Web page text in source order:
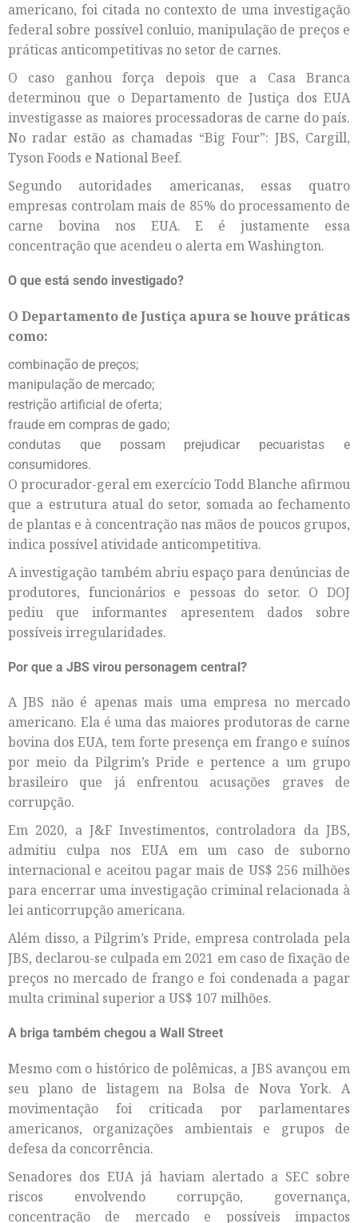
americano, foi citada no contexto de uma investigação
federal sobre possível conluio, manipulação de preços e
práticas anticompetitivas no setor de carnes.
O caso ganhou força depois que a Casa Branca
determinou que o Departamento de Justiça dos EUA
investigasse as maiores processadoras de carne do país.
No radar estão as chamadas “Big Four”: JBS, Cargill,
Tyson Foods e National Beef.
Segundo autoridades americanas, essas quatro
empresas controlam mais de 85% do processamento de
carne bovina nos EUA. E é justamente essa
concentração que acendeu o alerta em Washington.
O que está sendo investigado?
O Departamento de Justiça apura se houve práticas
como:
combinação de preços;
manipulação de mercado;
restrição artificial de oferta;
fraude em compras de gado;
condutas que possam prejudicar pecuaristas e
consumidores.
O procurador-geral em exercício Todd Blanche afirmou
que a estrutura atual do setor, somada ao fechamento
de plantas e à concentração nas mãos de poucos grupos,
indica possível atividade anticompetitiva.
A investigação também abriu espaço para denúncias de
produtores, funcionários e pessoas do setor. O DOJ
pediu que informantes apresentem dados sobre
possíveis irregularidades.
Por que a JBS virou personagem central?
A JBS não é apenas mais uma empresa no mercado
americano. Ela é uma das maiores produtoras de carne
bovina dos EUA, tem forte presença em frango e suínos
por meio da Pilgrim’s Pride e pertence a um grupo
brasileiro que já enfrentou acusações graves de
corrupção.
Em 2020, a J&F Investimentos, controladora da JBS,
admitiu culpa nos EUA em um caso de suborno
internacional e aceitou pagar mais de US$ 256 milhões
para encerrar uma investigação criminal relacionada à
lei anticorrupção americana.
Além disso, a Pilgrim’s Pride, empresa controlada pela
JBS, declarou-se culpada em 2021 em caso de fixação de
preços no mercado de frango e foi condenada a pagar
multa criminal superior a US$ 107 milhões.
A briga também chegou a Wall Street
Mesmo com o histórico de polêmicas, a JBS avançou em
seu plano de listagem na Bolsa de Nova York. A
movimentação foi criticada por parlamentares
americanos, organizações ambientais e grupos de
defesa da concorrência.
Senadores dos EUA já haviam alertado a SEC sobre
riscos envolvendo corrupção, governança,
concentração de mercado e possíveis impactos